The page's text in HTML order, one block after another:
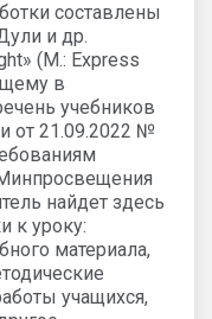
составлены
и др.
(М.: Express
в
учебников
от 21.09.2022 №
найдет здесь
к уроку:
материала,
учащихся,